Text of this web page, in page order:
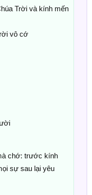
Trời và kính mến
vô cớ
chớ: trước kính
sự sau lại yêu